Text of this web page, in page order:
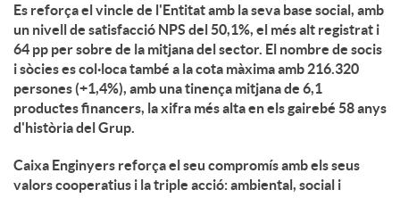
Es reforça el vincle de l'Entitat amb la seva base social, amb
un nivell de satisfacció NPS del 50,1%, el més alt registrat i
64 pp per sobre de la mitjana del sector. El nombre de socis
i sòcies es col·loca també a la cota màxima amb 216.320
persones (+1,4%), amb una tinença mitjana de 6,1
productes financers, la xifra més alta en els gairebé 58 anys
d'història del Grup.
Caixa Enginyers reforça el seu compromís amb els seus
valors cooperatius i la triple acció: ambiental, social i